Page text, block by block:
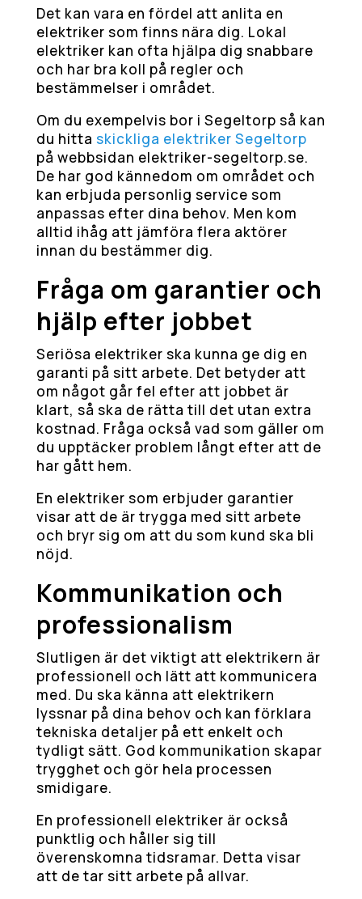
Det kan vara en fördel att anlita en
elektriker som finns nära dig. Lokal
elektriker kan ofta hjälpa dig snabbare
och har bra koll på regler och
bestämmelser i området.
Om du exempelvis bor i Segeltorp så kan
du hitta skickliga elektriker Segeltorp
på webbsidan elektriker-segeltorp.se.
De har god kännedom om området och
kan erbjuda personlig service som
anpassas efter dina behov. Men kom
alltid ihåg att jämföra flera aktörer
innan du bestämmer dig.
Fråga om garantier och
hjälp efter jobbet
Seriösa elektriker ska kunna ge dig en
garanti på sitt arbete. Det betyder att
om något går fel efter att jobbet är
klart, så ska de rätta till det utan extra
kostnad. Fråga också vad som gäller om
du upptäcker problem långt efter att de
har gått hem.
En elektriker som erbjuder garantier
visar att de är trygga med sitt arbete
och bryr sig om att du som kund ska bli
nöjd.
Kommunikation och
professionalism
Slutligen är det viktigt att elektrikern är
professionell och lätt att kommunicera
med. Du ska känna att elektrikern
lyssnar på dina behov och kan förklara
tekniska detaljer på ett enkelt och
tydligt sätt. God kommunikation skapar
trygghet och gör hela processen
smidigare.
En professionell elektriker är också
punktlig och håller sig till
överenskomna tidsramar. Detta visar
att de tar sitt arbete på allvar.